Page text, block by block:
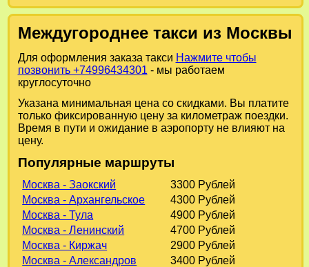
Междугороднее такси из Москвы
Для оформления заказа такси Нажмите чтобы
позвонить +74996434301 - мы работаем
круглосуточно
Указана минимальная цена со скидками. Вы платите
только фиксированную цену за километраж поездки.
Время в пути и ожидание в аэропорту не влияют на
цену.
Популярные маршруты
Москва - Заокский
3300 Рублей
Москва - Архангельское
4300 Рублей
Москва - Тула
4900 Рублей
Москва - Ленинский
4700 Рублей
Москва - Киржач
2900 Рублей
Москва - Александров
3400 Рублей